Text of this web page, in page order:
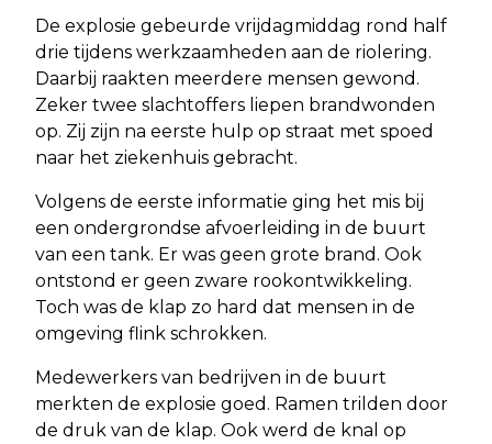
De explosie gebeurde vrijdagmiddag rond half
drie tijdens werkzaamheden aan de riolering.
Daarbij raakten meerdere mensen gewond.
Zeker twee slachtoffers liepen brandwonden
op. Zij zijn na eerste hulp op straat met spoed
naar het ziekenhuis gebracht.
Volgens de eerste informatie ging het mis bij
een ondergrondse afvoerleiding in de buurt
van een tank. Er was geen grote brand. Ook
ontstond er geen zware rookontwikkeling.
Toch was de klap zo hard dat mensen in de
omgeving flink schrokken.
Medewerkers van bedrijven in de buurt
merkten de explosie goed. Ramen trilden door
de druk van de klap. Ook werd de knal op